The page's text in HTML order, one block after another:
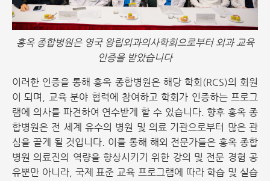
홍옥 종합병원은 영국 왕립외과의사학회으로부터 외과 교육
인증을 받았습니다
이러한 인증을 통해 홍옥 종합병원은 해당 학회(RCS)의 회원
이 되며, 교육 분야 협력에 참여하고 학회가 인증하는 프로그
램에 의사를 파견하여 연수받게 할 수 있습니다. 향후 홍옥 종
합병원은 전 세계 유수의 병원 및 의료 기관으로부터 많은 관
심을 끌게 될 것입니다. 이를 통해 해외 전문가들은 홍옥 종합
병원 의료진의 역량을 향상시키기 위한 강의 및 전문 경험 공
유뿐만 아니라, 국제 표준 교육 프로그램에 따라 학습 및 실습